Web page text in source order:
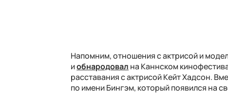
Напомним, отношения с актрисой и
иобнародовал на Каннском
расставания с актрисой Кейт Хадсон.
по имени Бингэм, который появился на